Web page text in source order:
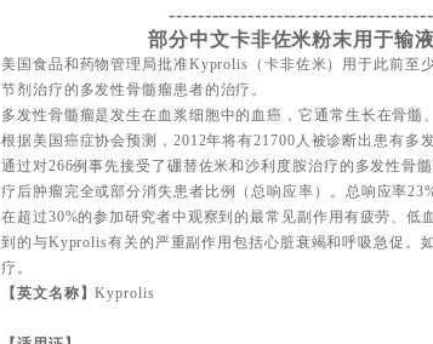
部分中文卡非佐米粉末用于输
美国食品和药物管理局批准Kyprolis（卡非佐米）用于此前至
节剂治疗的多发性骨髓瘤患者的治疗。
多发性骨髓瘤是发生在血浆细胞中的血癌，它通常生长在骨髓
根据美国癌症协会预测，2012年将有21700人被诊断出患有多
通过对266例事先接受了硼替佐米和沙利度胺治疗的多发性骨
疗后肿瘤完全或部分消失患者比例（总响应率）。总响应率
在超过30%的参加研究者中观察到的最常见副作用有疲劳、低
到的与Kyprolis有关的严重副作用包括心脏衰竭和呼吸急促。
疗。
【英文名称】Kyprolis